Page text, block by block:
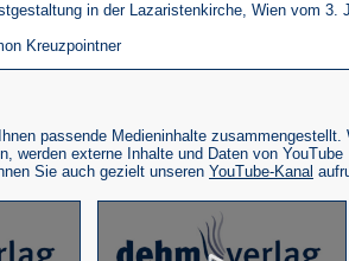
in der Lazaristenkirche, Wien vom 3.
Kreuzpointner
passende Medieninhalte zusammengestellt.
werden externe Inhalte und Daten von YouTube
Sie auch gezielt unseren YouTube-Kanal